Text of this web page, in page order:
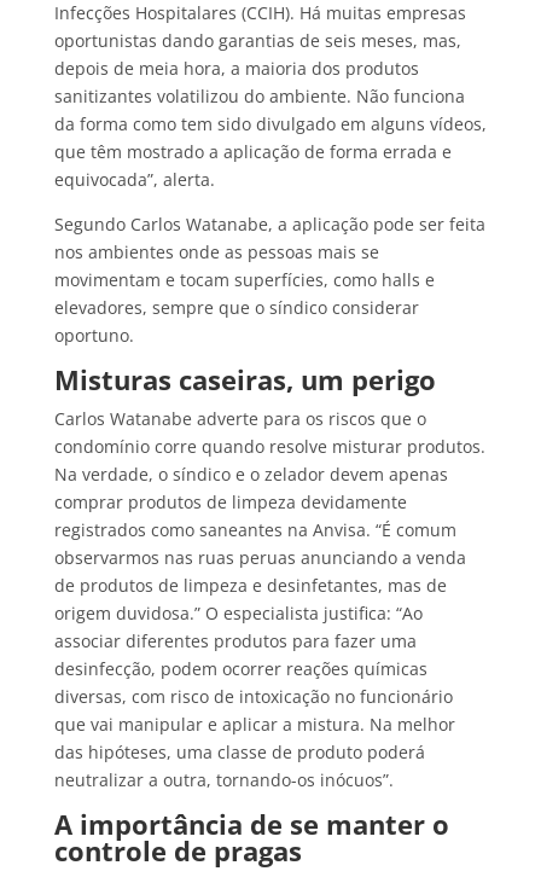
Infecções Hospitalares (CCIH). Há muitas empresas
oportunistas dando garantias de seis meses, mas,
depois de meia hora, a maioria dos produtos
sanitizantes volatilizou do ambiente. Não funciona
da forma como tem sido divulgado em alguns vídeos,
que têm mostrado a aplicação de forma errada e
equivocada”, alerta.
Segundo Carlos Watanabe, a aplicação pode ser feita
nos ambientes onde as pessoas mais se
movimentam e tocam superfícies, como halls e
elevadores, sempre que o síndico considerar
oportuno.
Misturas caseiras, um perigo
Carlos Watanabe adverte para os riscos que o
condomínio corre quando resolve misturar produtos.
Na verdade, o síndico e o zelador devem apenas
comprar produtos de limpeza devidamente
registrados como saneantes na Anvisa. “É comum
observarmos nas ruas peruas anunciando a venda
de produtos de limpeza e desinfetantes, mas de
origem duvidosa.” O especialista justifica: “Ao
associar diferentes produtos para fazer uma
desinfecção, podem ocorrer reações químicas
diversas, com risco de intoxicação no funcionário
que vai manipular e aplicar a mistura. Na melhor
das hipóteses, uma classe de produto poderá
neutralizar a outra, tornando-os inócuos”.
A importância de se manter o
controle de pragas